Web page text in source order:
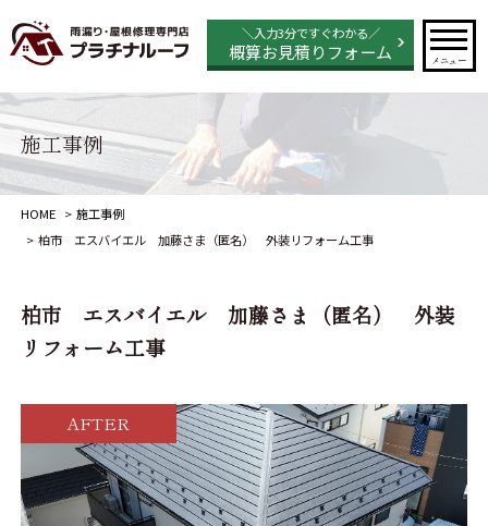
＼入力3分ですぐわかる／
概算お見積りフォーム メニュー
施工事例
HOME
施工事例
柏市 エスバイエル 加藤さま（匿名） 外装リフォーム工事
柏市 エスバイエル 加藤さま（匿名） 外装
リフォーム工事